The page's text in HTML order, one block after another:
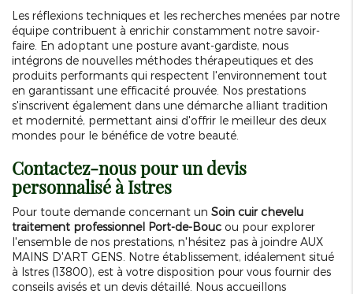
Les réflexions techniques et les recherches menées par notre
équipe contribuent à enrichir constamment notre savoir-
faire. En adoptant une posture avant-gardiste, nous
intégrons de nouvelles méthodes thérapeutiques et des
produits performants qui respectent l'environnement tout
en garantissant une efficacité prouvée. Nos prestations
s'inscrivent également dans une démarche alliant tradition
et modernité, permettant ainsi d'offrir le meilleur des deux
mondes pour le bénéfice de votre beauté.
Contactez-nous pour un devis
personnalisé à Istres
Pour toute demande concernant un Soin cuir chevelu
traitement professionnel Port-de-Bouc ou pour explorer
l'ensemble de nos prestations, n'hésitez pas à joindre AUX
MAINS D'ART GENS. Notre établissement, idéalement situé
à Istres (13800), est à votre disposition pour vous fournir des
conseils avisés et un devis détaillé. Nous accueillons